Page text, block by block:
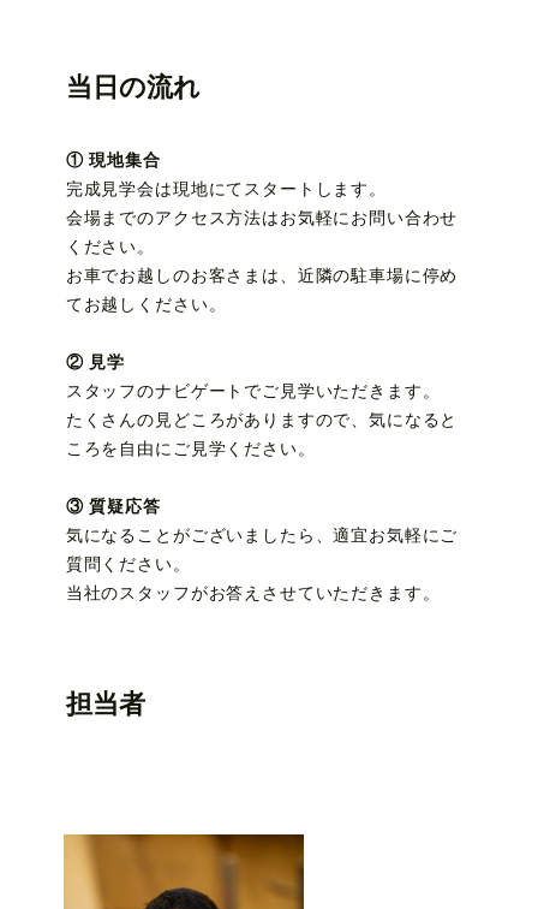
当日の流れ
① 現地集合
完成見学会は現地にてスタートします。
会場までのアクセス方法はお気軽にお問い合わせ
ください。
お車でお越しのお客さまは、近隣の駐車場に停め
てお越しください。
② 見学
スタッフのナビゲートでご見学いただきます。
たくさんの見どころがありますので、気になると
ころを自由にご見学ください。
③ 質疑応答
気になることがございましたら、適宜お気軽にご
質問ください。
当社のスタッフがお答えさせていただきます。
担当者